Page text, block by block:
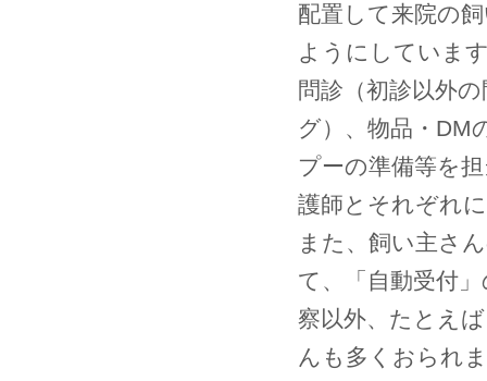
配置して来院の
ようにしていま
問診（初診以外
グ）、物品・DM
プーの準備等を
護師とそれぞれ
また、飼い主さ
て、「自動受付
察以外、たとえ
んも多くおられ